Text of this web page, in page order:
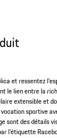
et ressentez
le lien entre la
extensible et
sportive
des détails
l’étiquette